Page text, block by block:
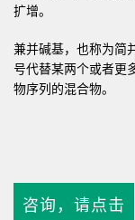
扩增。
兼并碱基，也称为简
号代替某两个或者更
物序列的混合物。
咨询，请点击